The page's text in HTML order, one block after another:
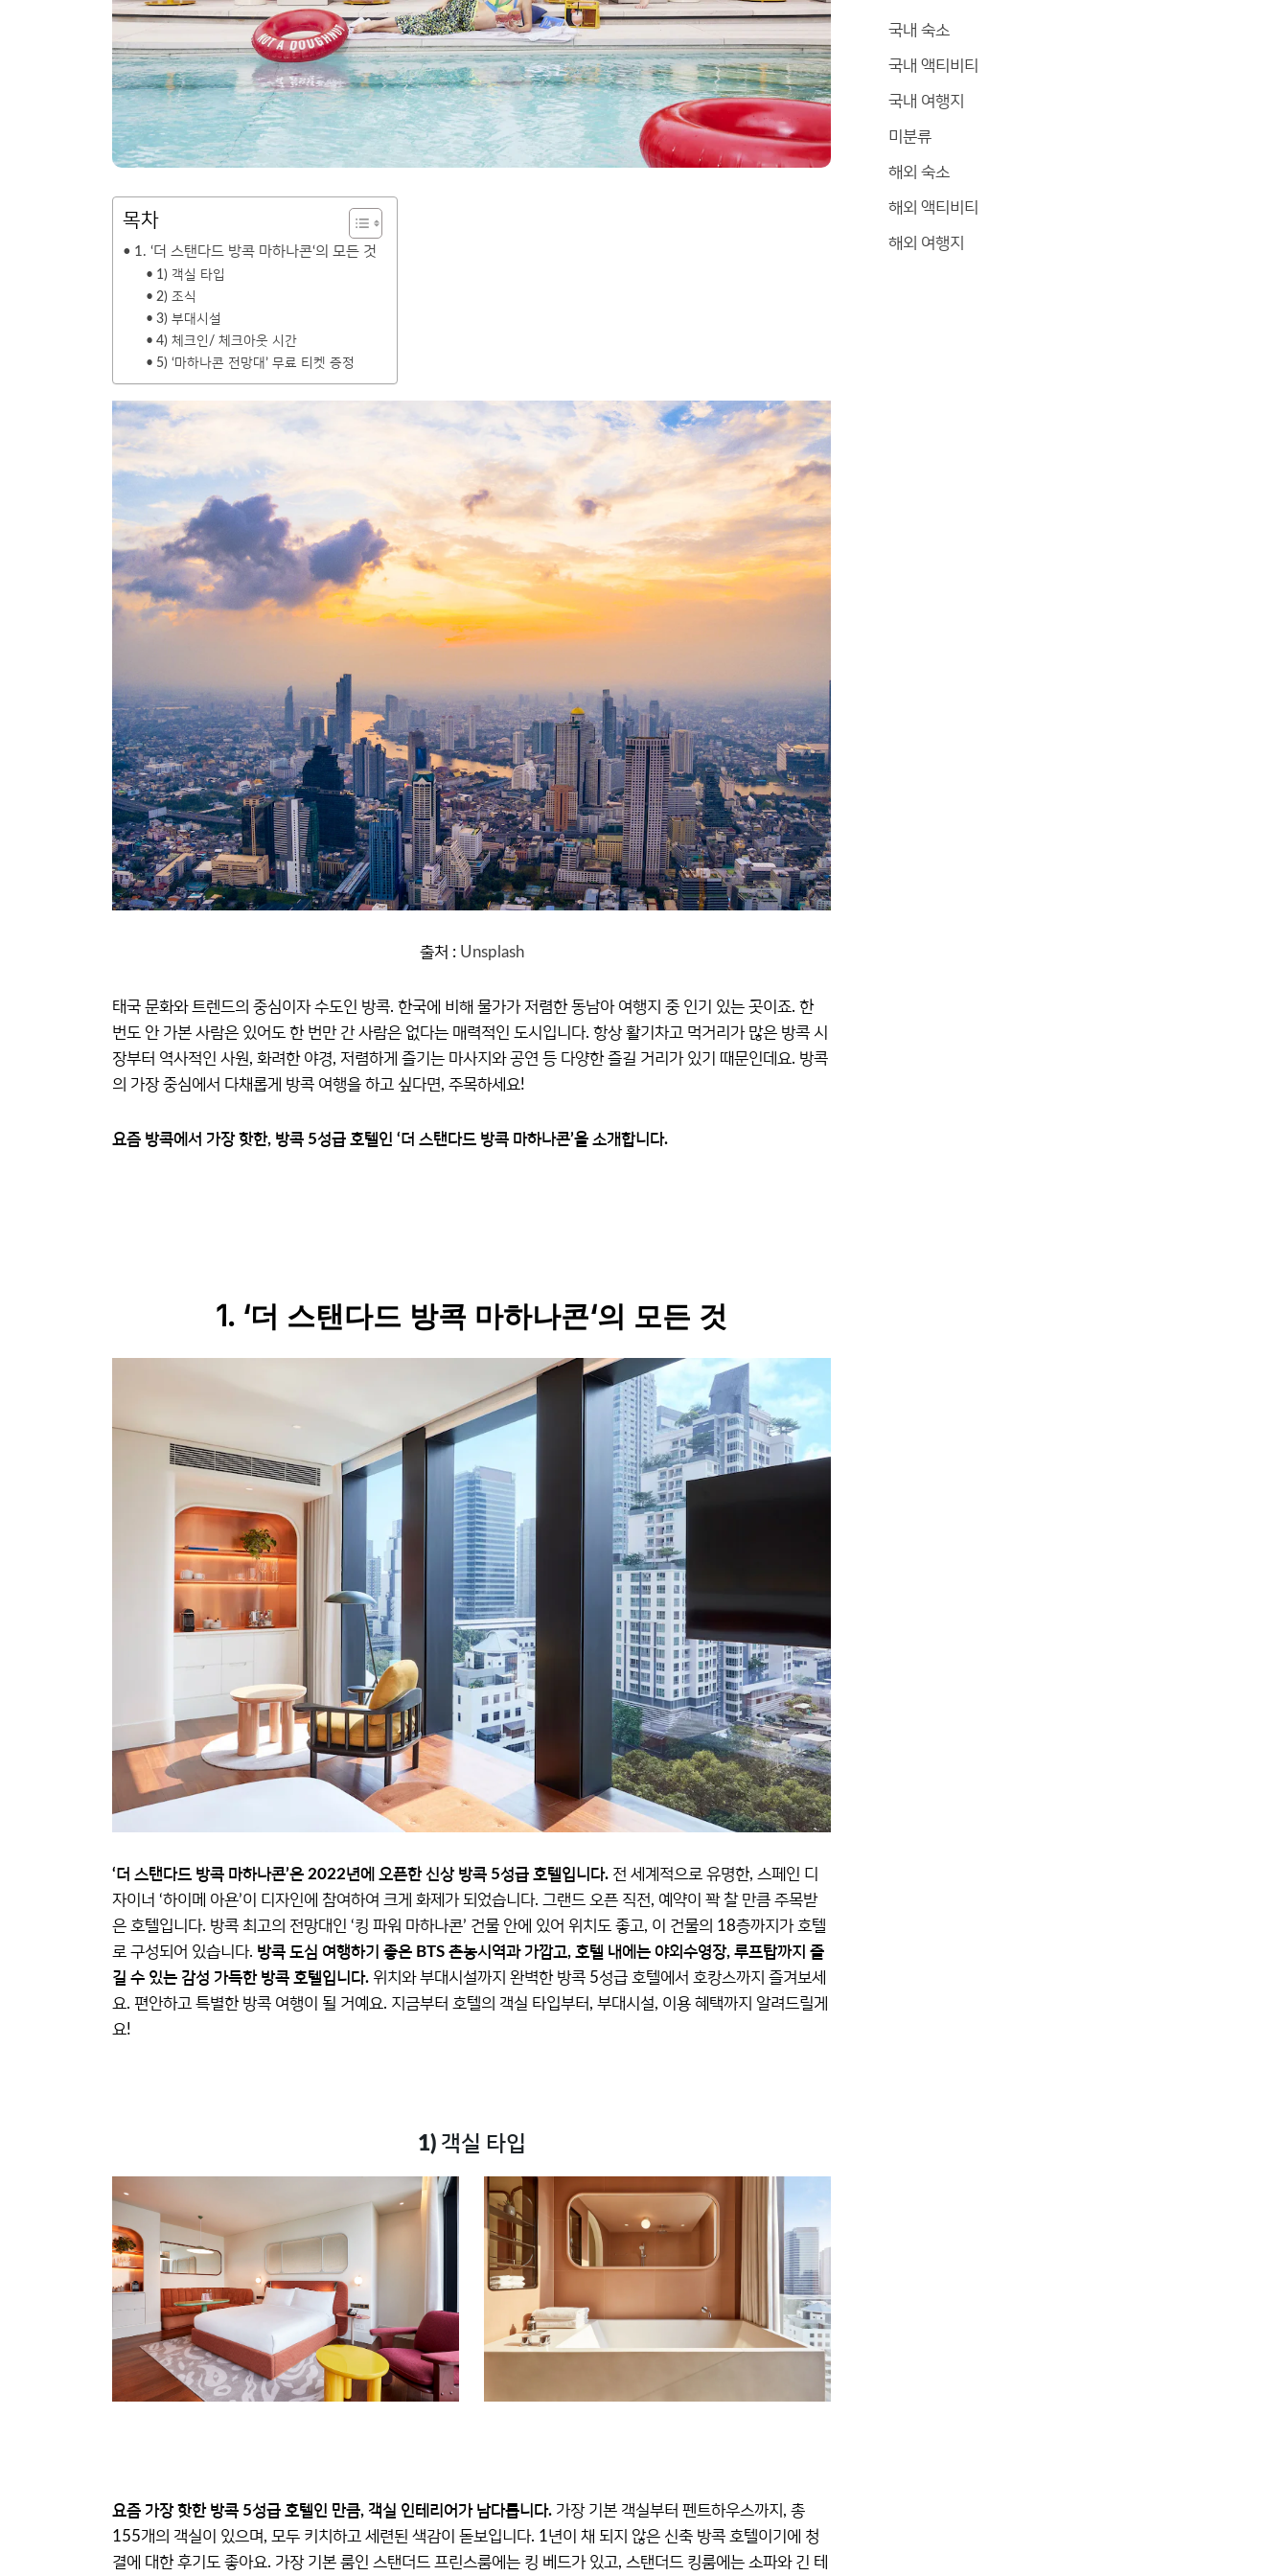
목차
1. ‘더 스탠다드 방콕 마하나콘‘의 모든 것
1) 객실 타입
2) 조식
3) 부대시설
4) 체크인/ 체크아웃 시간
5) ‘마하나콘 전망대’ 무료 티켓 증정
출처 : Unsplash
태국 문화와 트렌드의 중심이자 수도인 방콕. 한국에 비해 물가가 저렴한 동남아 여행지 중 인기 있는 곳이죠. 한
번도 안 가본 사람은 있어도 한 번만 간 사람은 없다는 매력적인 도시입니다. 항상 활기차고 먹거리가 많은 방콕 시
장부터 역사적인 사원, 화려한 야경, 저렴하게 즐기는 마사지와 공연 등 다양한 즐길 거리가 있기 때문인데요. 방콕
의 가장 중심에서 다채롭게 방콕 여행을 하고 싶다면, 주목하세요!
요즘 방콕에서 가장 핫한, 방콕 5성급 호텔인 ‘더 스탠다드 방콕 마하나콘’을 소개합니다.
1. ‘더 스탠다드 방콕 마하나콘‘의 모든 것
‘더 스탠다드 방콕 마하나콘’은 2022년에 오픈한 신상 방콕 5성급 호텔입니다. 전 세계적으로 유명한, 스페인 디
자이너 ‘하이메 아욘’이 디자인에 참여하여 크게 화제가 되었습니다. 그랜드 오픈 직전, 예약이 꽉 찰 만큼 주목받
은 호텔입니다. 방콕 최고의 전망대인 ‘킹 파워 마하나콘’ 건물 안에 있어 위치도 좋고, 이 건물의 18층까지가 호텔
로 구성되어 있습니다. 방콕 도심 여행하기 좋은 BTS 촌농시역과 가깝고, 호텔 내에는 야외수영장, 루프탑까지 즐
길 수 있는 감성 가득한 방콕 호텔입니다. 위치와 부대시설까지 완벽한 방콕 5성급 호텔에서 호캉스까지 즐겨보세
요. 편안하고 특별한 방콕 여행이 될 거예요. 지금부터 호텔의 객실 타입부터, 부대시설, 이용 혜택까지 알려드릴게
요!
1) 객실 타입
요즘 가장 핫한 방콕 5성급 호텔인 만큼, 객실 인테리어가 남다릅니다. 가장 기본 객실부터 펜트하우스까지, 총
155개의 객실이 있으며, 모두 키치하고 세련된 색감이 돋보입니다. 1년이 채 되지 않은 신축 방콕 호텔이기에 청
결에 대한 후기도 좋아요. 가장 기본 룸인 스탠더드 프린스룸에는 킹 베드가 있고, 스탠더드 킹룸에는 소파와 긴 테
국내 숙소
국내 액티비티
국내 여행지
미분류
해외 숙소
해외 액티비티
해외 여행지